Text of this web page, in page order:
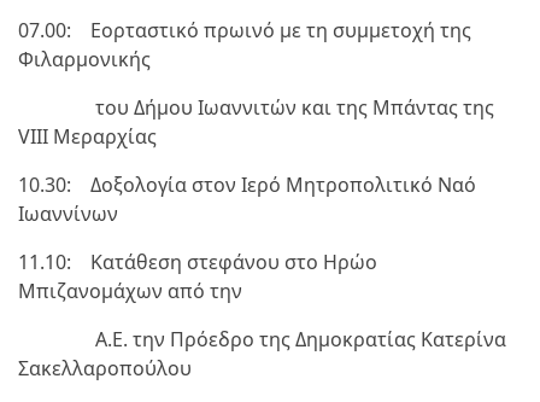
07.00: Εορταστικό πρωινό με τη συμμετοχή της
Φιλαρμονικής
του Δήμου Ιωαννιτών και της Μπάντας της
VIII Μεραρχίας
10.30: Δοξολογία στον Ιερό Μητροπολιτικό Ναό
Ιωαννίνων
11.10: Κατάθεση στεφάνου στο Ηρώο
Μπιζανομάχων από την
Α.Ε. την Πρόεδρο της Δημοκρατίας Κατερίνα
Σακελλαροπούλου